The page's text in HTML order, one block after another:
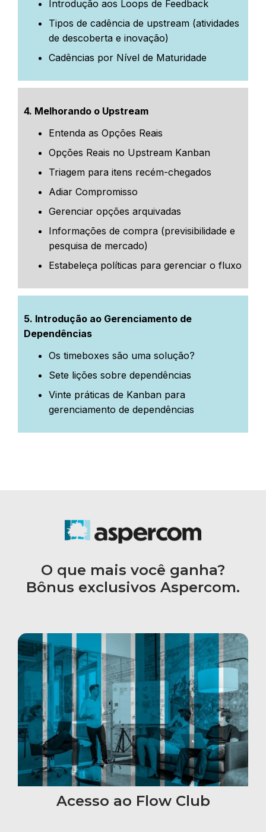
Introdução aos Loops de Feedback
Tipos de cadência de upstream (atividades
de descoberta e inovação)
Cadências por Nível de Maturidade
4. Melhorando o Upstream
Entenda as Opções Reais
Opções Reais no Upstream Kanban
Triagem para itens recém-chegados
Adiar Compromisso
Gerenciar opções arquivadas
Informações de compra (previsibilidade e
pesquisa de mercado)
Estabeleça políticas para gerenciar o fluxo
5. Introdução ao Gerenciamento de
Dependências
Os timeboxes são uma solução?
Sete lições sobre dependências
Vinte práticas de Kanban para
gerenciamento de dependências
O que mais você ganha?
Bônus exclusivos Aspercom.
Acesso ao Flow Club